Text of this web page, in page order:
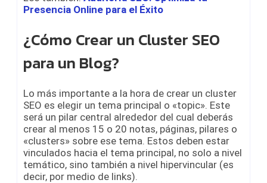
Presencia Online para el Éxito
¿Cómo Crear un Cluster SEO
para un Blog?
Lo más importante a la hora de crear un cluster
SEO es elegir un tema principal o «topic». Este
será un pilar central alrededor del cual deberás
crear al menos 15 o 20 notas, páginas, pilares o
«clusters» sobre ese tema. Estos deben estar
vinculados hacia el tema principal, no solo a nivel
temático, sino también a nivel hipervincular (es
decir, por medio de links).